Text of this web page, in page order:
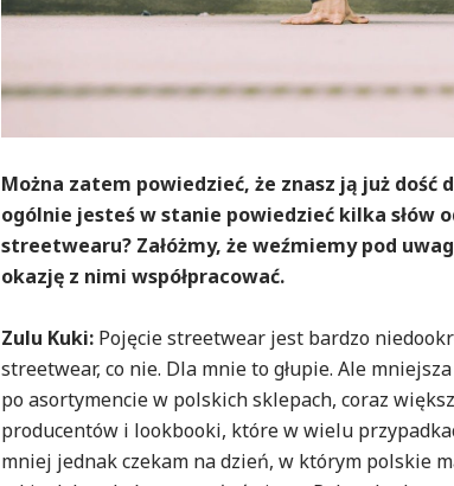
Można zatem powiedzieć, że znasz ją już dość
ogólnie jesteś w stanie powiedzieć kilka słów
streetwearu? Załóżmy, że weźmiemy pod
okazję z nimi współpracować.
Zulu Kuki: Pojęcie streetwear jest bardzo
streetwear, co nie. Dla mnie to głupie. Ale
po asortymencie w polskich sklepach, coraz
producentów i lookbooki, które w wielu
mniej jednak czekam na dzień, w którym polskie